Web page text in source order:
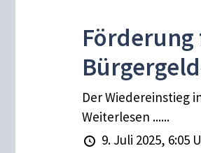
Förderung
Der Wiedereinstieg
Weiterlesen ......
9. Juli 2025, 6:05